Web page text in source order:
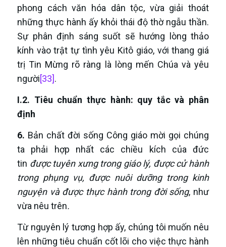
phong cách văn hóa dân tộc, vừa giải thoát
những thực hành ấy khỏi thái độ thờ ngẫu thần.
Sự phân định sáng suốt sẽ hướng lòng thảo
kính vào trật tự tình yêu Kitô giáo, với thang giá
trị Tin Mừng rõ ràng là lòng mến Chúa và yêu
người[33].
I.2. Tiêu chuẩn thực hành: quy tắc và phân
định
6. Bản chất đời sống Công giáo mời gọi chúng
ta phải hợp nhất các chiều kích của đức
tin được tuyên xưng trong giáo lý, được cử hành
trong phụng vụ, được nuôi dưỡng trong kinh
nguyện và được thực hành trong đời sống, như
vừa nêu trên.
Từ nguyên lý tương hợp ấy, chúng tôi muốn nêu
lên những tiêu chuẩn cốt lõi cho việc thực hành